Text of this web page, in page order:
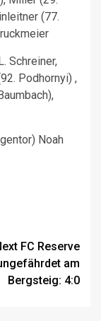
(77.
Schreiner,
Podhornyi) ,
Noah
FC Reserve
am
Bergsteig: 4:0